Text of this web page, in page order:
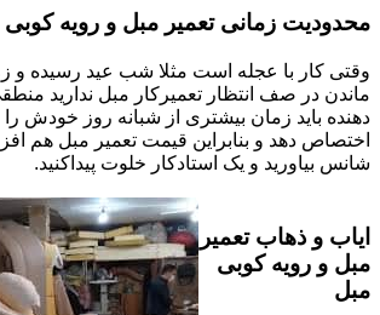
محدودیت زمانی تعمیر مبل و رویه
وقتی کار با عجله است مثلا شب عید رسیده و
ماندن در صف انتظار تعمیرکار مبل ندارید
دهنده باید زمان بیشتری از شبانه روز خودش را
اختصاص دهد و بنابراین قیمت تعمیر مبل هم
شانس بیاورید و یک استادکار خلوت پیداکنید.
ایاب و ذهاب تعمیر
مبل و رویه کوبی
مبل